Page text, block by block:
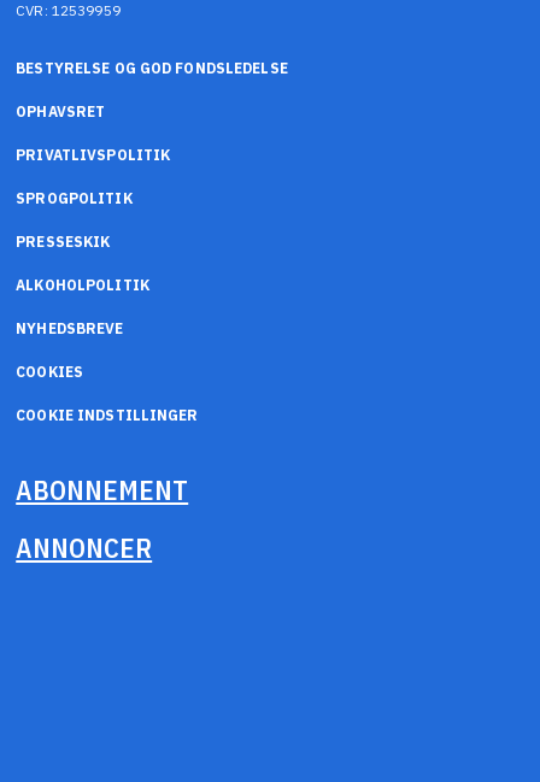
CVR: 12539959
BESTYRELSE OG GOD FONDSLEDELSE
OPHAVSRET
PRIVATLIVSPOLITIK
SPROGPOLITIK
PRESSESKIK
ALKOHOLPOLITIK
NYHEDSBREVE
COOKIES
COOKIE INDSTILLINGER
ABONNEMENT
ANNONCER